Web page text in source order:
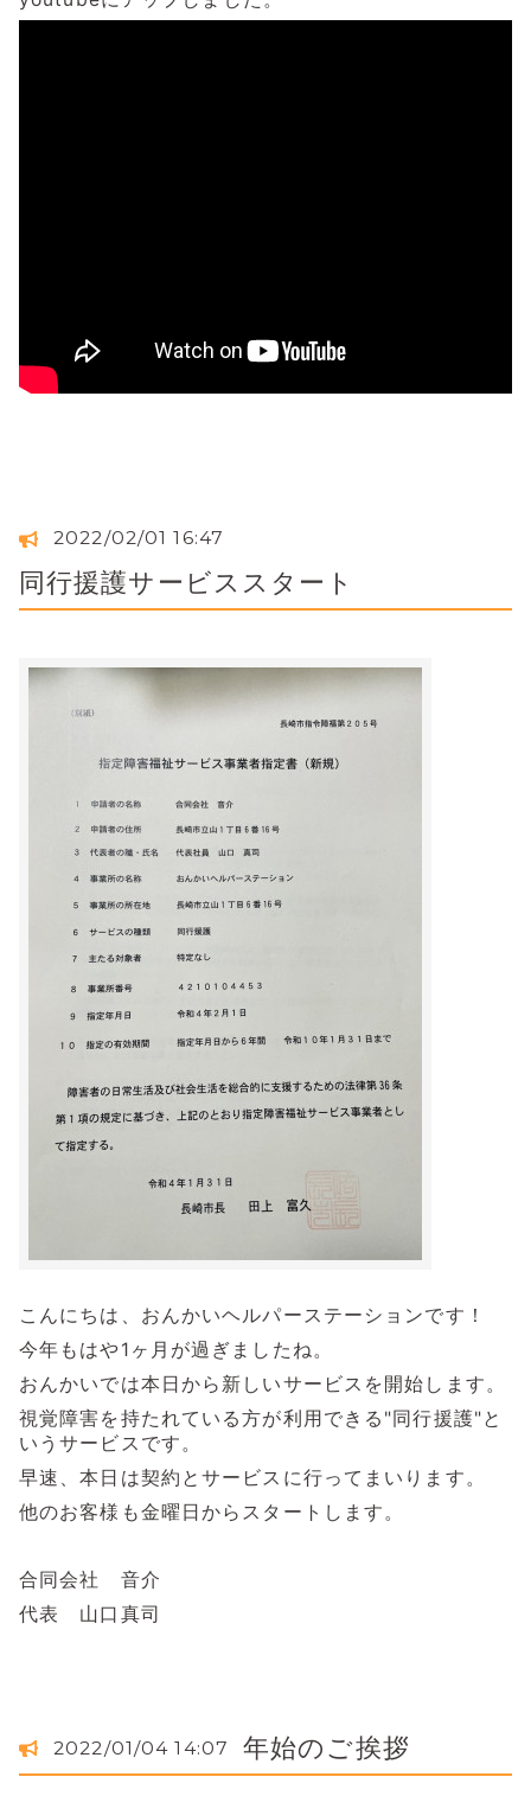
2022/02/01 16:47
同行援護サービススタート
こんにちは、おんかいヘルパーステーションです！
今年もはや1ヶ月が過ぎましたね。
おんかいでは本日から新しいサービスを開始します。
視覚障害を持たれている方が利用できる"同行援護"と
いうサービスです。
早速、本日は契約とサービスに行ってまいります。
他のお客様も金曜日からスタートします。
合同会社 音介
代表 山口真司
2022/01/04 14:07 年始のご挨拶